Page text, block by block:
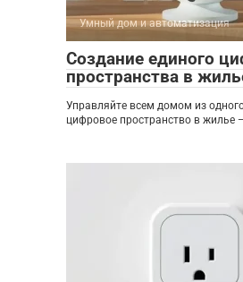
Умный дом и автоматизация
Создание единого
пространства в
Управляйте всем домом из
цифровое пространство в жилье